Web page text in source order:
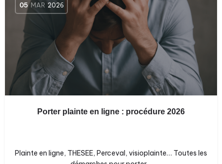
05 MAR 2026
Porter plainte en ligne : procédure 2026
Plainte en ligne, THESEE, Perceval, visioplainte… Toutes les